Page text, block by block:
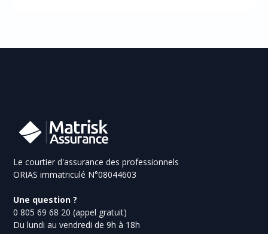
Le courtier d'assurance des professionnels
ORIAS immatriculé N°08044603
Une question ?
0 805 69 68 20 (appel gratuit)
Du lundi au vendredi de 9h à 18h